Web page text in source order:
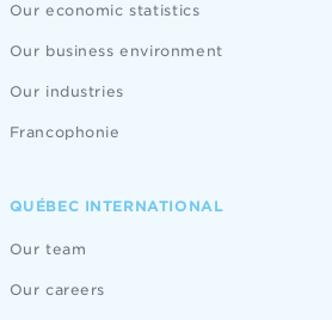
Our economic statistics
Our business environment
Our industries
Francophonie
QUÉBEC INTERNATIONAL
Our team
Our careers